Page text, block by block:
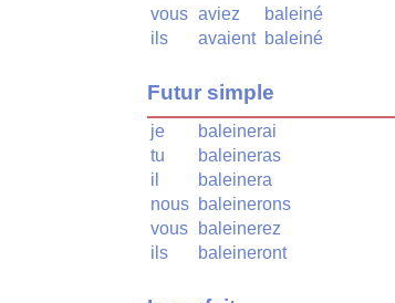
vous aviez
baleiné
ils
avaient baleiné
Futur simple
je
baleinerai
tu
baleineras
il
baleinera
nous baleinerons
vous
baleinerez
ils
baleineront